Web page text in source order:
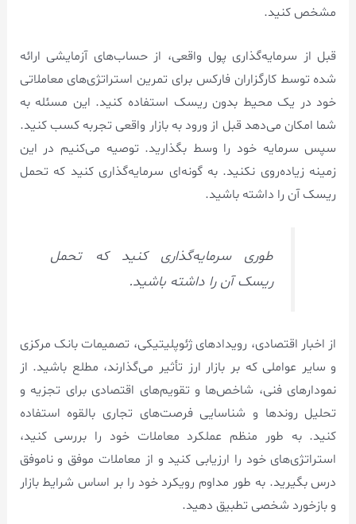
مشخص کنید.
قبل از سرمایه‌گذاری پول واقعی، از حساب‌های آزمایشی ارائه
شده توسط کارگزاران فارکس برای تمرین استراتژی‌های معاملاتی
خود در یک محیط بدون ریسک استفاده کنید. این مسئله به
شما امکان می‌دهد قبل از ورود به بازار واقعی تجربه کسب کنید.
سپس سرمایه خود را وسط بگذارید. توصیه می‌کنیم در این
زمینه زیاده‌روی نکنید. به گونه‌ای سرمایه‌گذاری کنید که تحمل
ریسک آن را داشته باشید.
طوری سرمایه‌گذاری کنید که تحمل
ریسک آن را داشته باشید.
از اخبار اقتصادی، رویدادهای ژئوپلیتیکی، تصمیمات بانک مرکزی
و سایر عواملی که بر بازار ارز تأثیر می‌گذارند، مطلع باشید. از
نمودارهای فنی، شاخص‌ها و تقویم‌های اقتصادی برای تجزیه و
تحلیل روندها و شناسایی فرصت‌های تجاری بالقوه استفاده
کنید. به طور منظم عملکرد معاملات خود را بررسی کنید،
استراتژی‌های خود را ارزیابی کنید و از معاملات موفق و ناموفق
درس بگیرید. به طور مداوم رویکرد خود را بر اساس شرایط بازار
و بازخورد شخصی تطبیق دهید.